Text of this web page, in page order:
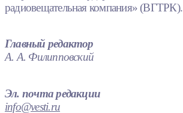
радиовещательная компания» (ВГТРК).
Главный редактор
А. А. Филипповский
Эл. почта редакции
info@vesti.ru